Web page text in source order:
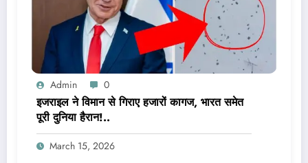
Admin 0
इजराइल ने विमान से गिराए हजारों कागज, भारत समेत
पूरी दुनिया हैरान!..
March 15, 2026